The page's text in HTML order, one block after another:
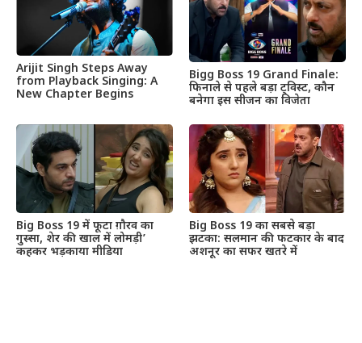
Arijit Singh Steps Away
from Playback Singing: A
New Chapter Begins
Bigg Boss 19 Grand Finale:
फिनाले से पहले बड़ा ट्विस्ट, कौन
बनेगा इस सीजन का विजेता
Big Boss 19 में फूटा ग़ौरव का
गुस्सा, शेर की खाल में लोमड़ी’
कहकर भड़काया मीडिया
Big Boss 19 का सबसे बड़ा
झटका: सलमान की फटकार के बाद
अशनूर का सफर खतरे में